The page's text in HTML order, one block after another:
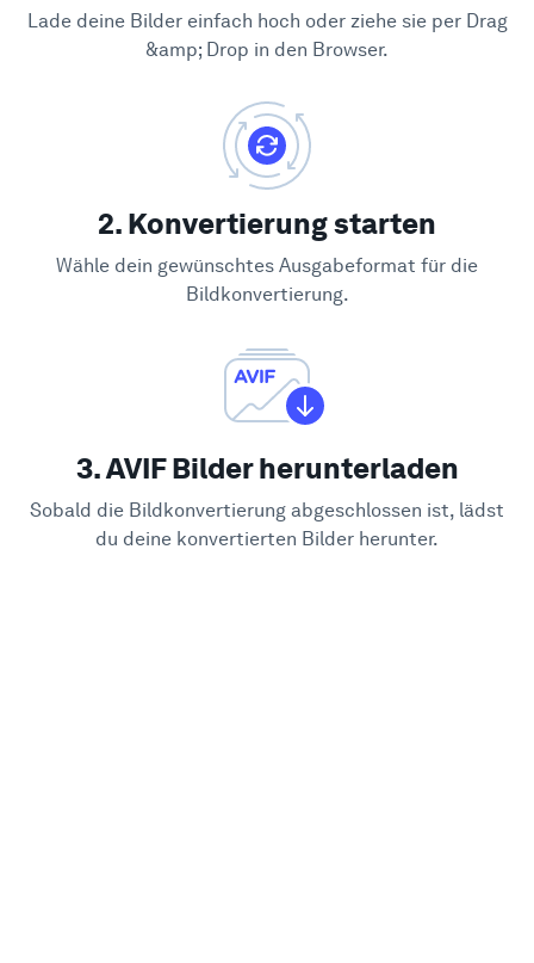
Lade deine Bilder einfach hoch oder ziehe sie per Drag
&amp; Drop in den Browser.
2. Konvertierung starten
Wähle dein gewünschtes Ausgabeformat für die
Bildkonvertierung.
3. AVIF Bilder herunterladen
Sobald die Bildkonvertierung abgeschlossen ist, lädst
du deine konvertierten Bilder herunter.